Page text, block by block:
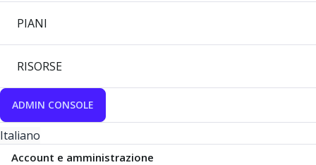
PIANI
RISORSE
ADMIN CONSOLE
Italiano
Account e amministrazione